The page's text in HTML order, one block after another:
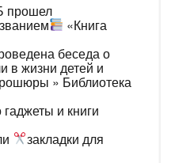
прошел
«Книга
беседа о
в жизни детей и
» Библиотека
и книги
закладки для